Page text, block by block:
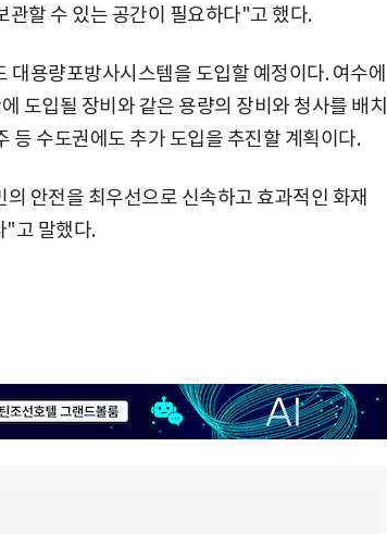
관할 수 있는 공간이 필요하다"고 했다.
대용량포방사시스템을 도입할 예정이다. 여수에
도입될 장비와 같은 용량의 장비와 청사를 배치
등 수도권에도 추가 도입을 추진할 계획이다.
안전을 최우선으로 신속하고 효과적인 화재
"고 말했다.